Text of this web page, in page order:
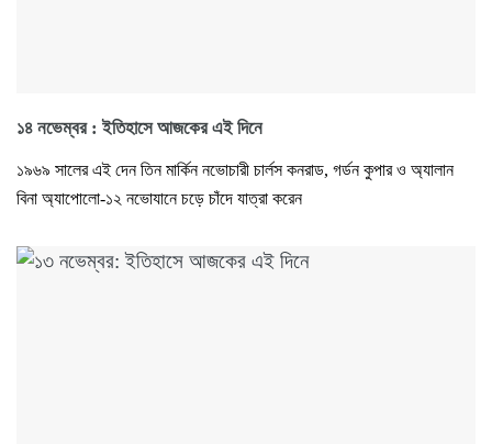
১৪ নভেম্বর : ইতিহাসে আজকের এই দিনে
১৯৬৯ সালের এই দেন তিন মার্কিন নভোচারী চার্লস কনরাড, গর্ডন কুপার ও অ্যালান
বিনা অ্যাপোলো-১২ নভোযানে চড়ে চাঁদে যাত্রা করেন